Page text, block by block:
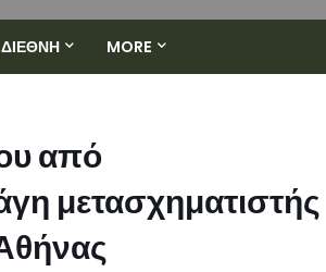
ΔΙΕΘΝΗ MORE
από
μετασχηματιστής